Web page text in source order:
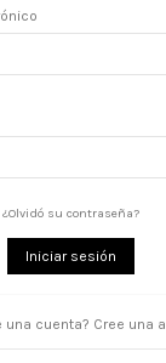
¿Olvidó su contraseña?
Iniciar sesión
una cuenta? Cree una